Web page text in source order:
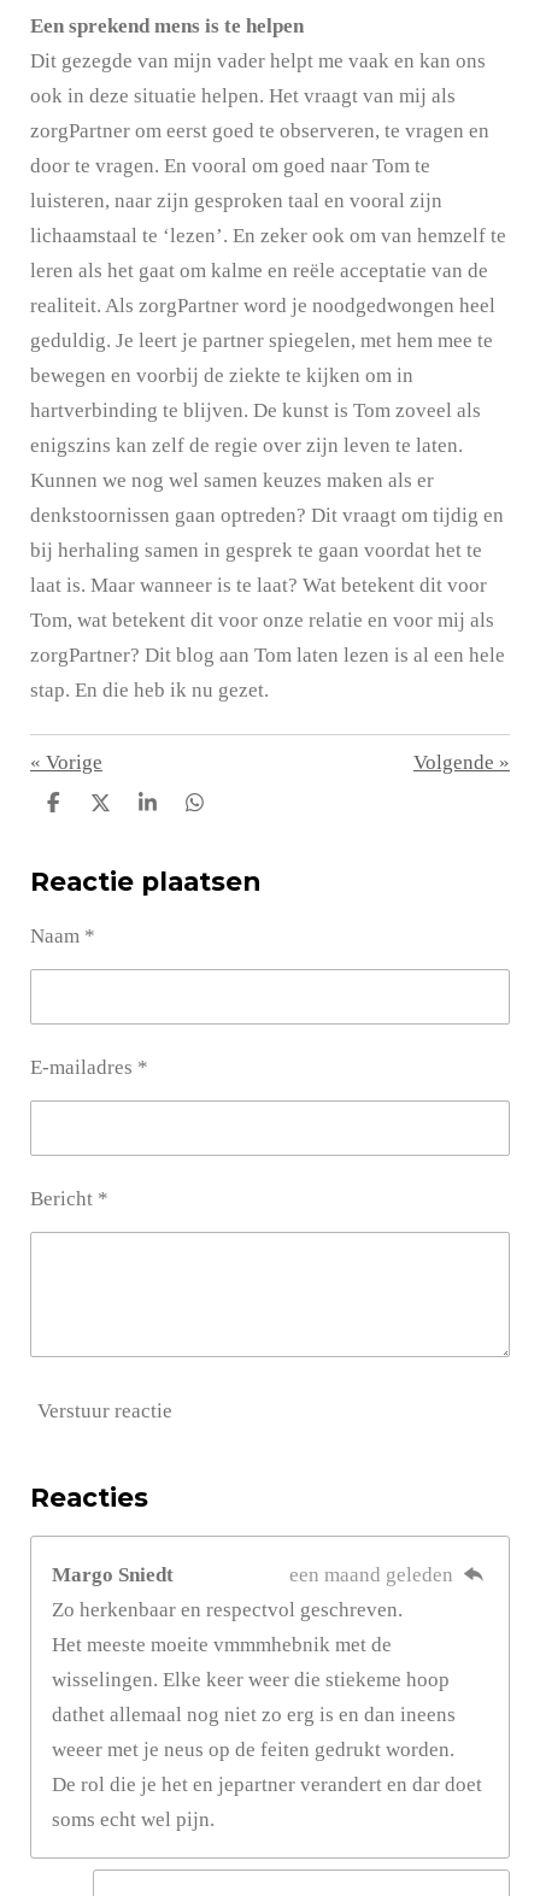
Een sprekend mens is te helpen
Dit gezegde van mijn vader helpt me vaak en kan ons
ook in deze situatie helpen. Het vraagt van mij als
zorgPartner om eerst goed te observeren, te vragen en
door te vragen. En vooral om goed naar Tom te
luisteren, naar zijn gesproken taal en vooral zijn
lichaamstaal te ‘lezen’. En zeker ook om van hemzelf te
leren als het gaat om kalme en reële acceptatie van de
realiteit. Als zorgPartner word je noodgedwongen heel
geduldig. Je leert je partner spiegelen, met hem mee te
bewegen en voorbij de ziekte te kijken om in
hartverbinding te blijven. De kunst is Tom zoveel als
enigszins kan zelf de regie over zijn leven te laten.
Kunnen we nog wel samen keuzes maken als er
denkstoornissen gaan optreden? Dit vraagt om tijdig en
bij herhaling samen in gesprek te gaan voordat het te
laat is. Maar wanneer is te laat? Wat betekent dit voor
Tom, wat betekent dit voor onze relatie en voor mij als
zorgPartner? Dit blog aan Tom laten lezen is al een hele
stap. En die heb ik nu gezet.
« Vorige Volgende »
D
e
D
l
S
r
e
D
e
Reactie plaatsen
Naam *
E-mailadres *
Bericht *
Verstuur reactie
Reacties
Margo Sniedt
een maand geleden
Zo herkenbaar en respectvol geschreven.
Het meeste moeite vmmmhebnik met de
wisselingen. Elke keer weer die stiekeme hoop
dathet allemaal nog niet zo erg is en dan ineens
weeer met je neus op de feiten gedrukt worden.
De rol die je het en jepartner verandert en dar doet
soms echt wel pijn.